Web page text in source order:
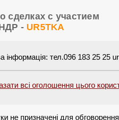
сделках с участием
- UR5TKA
інформація: тел.096 183 25 25
всі оголошення цього
не призначені для